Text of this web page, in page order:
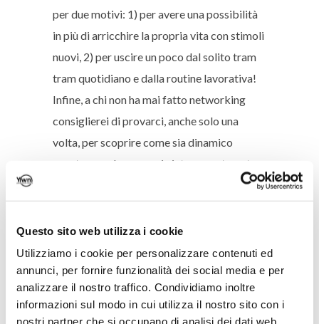
Questo sito web utilizza i cookie
Utilizziamo i cookie per personalizzare contenuti ed
annunci, per fornire funzionalità dei social media e per
analizzare il nostro traffico. Condividiamo inoltre
informazioni sul modo in cui utilizza il nostro sito con i
nostri partner che si occupano di analisi dei dati web,
per due motivi: 1) per avere una possibilità
in più di arricchire la propria vita con stimoli
nuovi, 2) per uscire un poco dal solito tram
tram quotidiano e dalla routine lavorativa!
Infine, a chi non ha mai fatto networking
consiglierei di provarci, anche solo una
volta, per scoprire come sia dinamico
questo mondo, come sia interessante poter
scambiare idee, opinioni ed esperienze con
una grande community di ragazze
ambiziose e intraprendenti come quella di
Young Women Network.
Come ti ha aiutato il networking a
raggiungere i tuoi obiettivi?
Durante gli eventi di networking, seguendo